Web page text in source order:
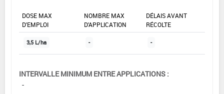
DOSE MAX
D'EMPLOI
NOMBRE MAX
D'APPLICATION
DÉLAIS AVANT
RÉCOLTE
3,5 L/ha - -
INTERVALLE MINIMUM ENTRE APPLICATIONS :
-